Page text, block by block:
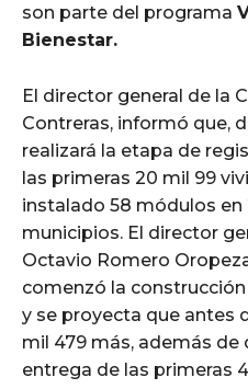
son parte del programa
Bienestar.
El director general de la
Contreras, informó que,
realizará la etapa de
las primeras 20 mil 99
instalado 58 módulos en
municipios. El director
Octavio Romero
comenzó la
y se proyecta que antes
mil 479 más, además de
entrega de las primeras